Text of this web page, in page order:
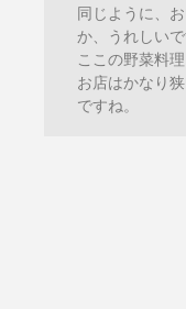
同じように、
か、うれしいで
ここの野菜料
お店はかなり
ですね。